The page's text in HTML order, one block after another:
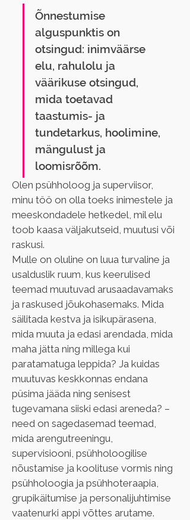
Õnnestumise
alguspunktis on
otsingud: inimväärse
elu, rahulolu ja
väärikuse otsingud,
mida toetavad
taastumis- ja
tundetarkus, hoolimine,
mängulust ja
loomisrõõm.
Olen psühholoog ja superviisor,
minu töö on olla toeks inimestele ja
meeskondadele hetkedel, mil elu
toob kaasa väljakutseid, muutusi või
raskusi.
Mulle on oluline on luua turvaline ja
usalduslik ruum, kus keerulised
teemad muutuvad arusaadavamaks
ja raskused jõukohasemaks. Mida
säilitada kestva ja isikupärasena,
mida muuta ja edasi arendada, mida
maha jätta ning millega kui
paratamatuga leppida? Ja kuidas
muutuvas keskkonnas endana
püsima jääda ning senisest
tugevamana siiski edasi areneda? –
need on sagedasemad teemad,
mida arengutreeningu,
supervisiooni, psühholoogilise
nõustamise ja koolituse vormis ning
psühholoogia ja psühhoteraapia,
grupikäitumise ja personalijuhtimise
vaatenurki appi võttes arutame.